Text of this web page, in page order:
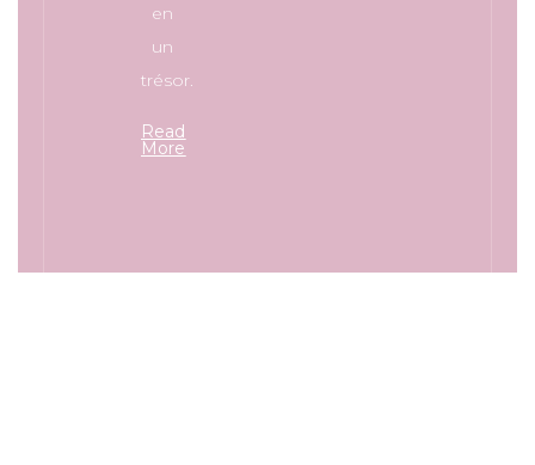
en
un
trésor.
Read
More